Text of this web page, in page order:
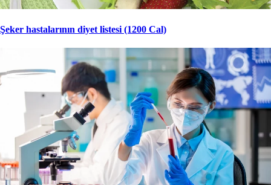
Şeker hastalarının diyet listesi (1200 Cal)